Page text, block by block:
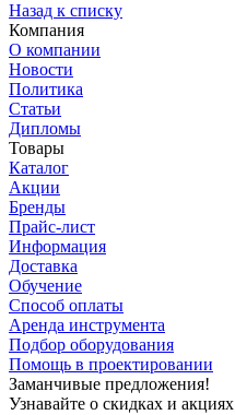
Назад к списку
Компания
О компании
Новости
Политика
Статьи
Дипломы
Товары
Каталог
Акции
Бренды
Прайс-лист
Информация
Доставка
Обучение
Способ оплаты
Аренда инструмента
Подбор оборудования
Помощь в проектировании
Заманчивые предложения!
Узнавайте о скидках и акциях